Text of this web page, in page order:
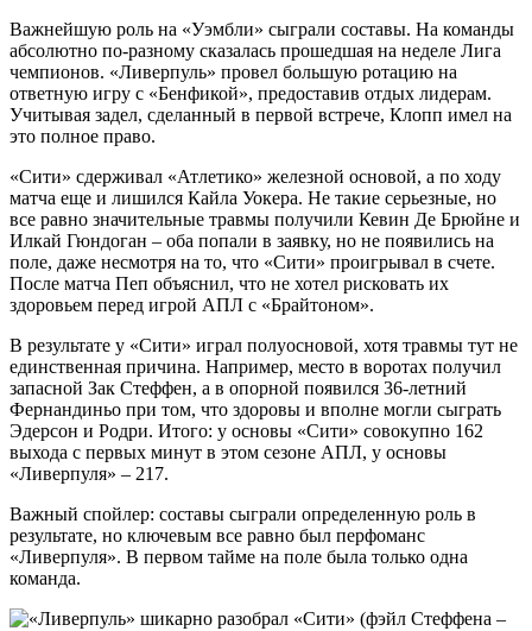
Важнейшую роль на «Уэмбли» сыграли составы. На команды
абсолютно по-разному сказалась прошедшая на неделе Лига
чемпионов. «Ливерпуль» провел большую ротацию на
ответную игру с «Бенфикой», предоставив отдых лидерам.
Учитывая задел, сделанный в первой встрече, Клопп имел на
это полное право.
«Сити» сдерживал «Атлетико» железной основой, а по ходу
матча еще и лишился Кайла Уокера. Не такие серьезные, но
все равно значительные травмы получили Кевин Де Брюйне и
Илкай Гюндоган – оба попали в заявку, но не появились на
поле, даже несмотря на то, что «Сити» проигрывал в счете.
После матча Пеп объяснил, что не хотел рисковать их
здоровьем перед игрой АПЛ с «Брайтоном».
В результате у «Сити» играл полуосновой, хотя травмы тут не
единственная причина. Например, место в воротах получил
запасной Зак Стеффен, а в опорной появился 36-летний
Фернандиньо при том, что здоровы и вполне могли сыграть
Эдерсон и Родри. Итого: у основы «Сити» совокупно 162
выхода с первых минут в этом сезоне АПЛ, у основы
«Ливерпуля» – 217.
Важный спойлер: составы сыграли определенную роль в
результате, но ключевым все равно был перфоманс
«Ливерпуля». В первом тайме на поле была только одна
команда.